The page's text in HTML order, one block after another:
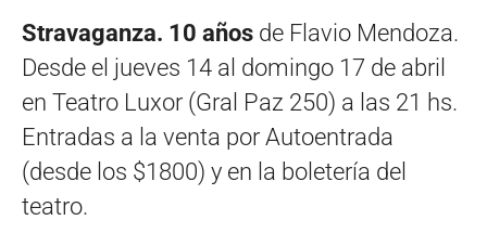
Stravaganza. 10 años de Flavio Mendoza.
Desde el jueves 14 al domingo 17 de abril
en Teatro Luxor (Gral Paz 250) a las 21 hs.
Entradas a la venta por Autoentrada
(desde los $1800) y en la boletería del
teatro.